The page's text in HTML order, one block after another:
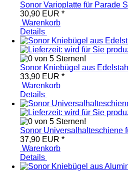
Sonor Varioplatte für Parade
30,90 EUR *
Warenkorb
Details
Sonor Kniebügel aus Edelstahl
33,90 EUR *
Warenkorb
Details
Sonor Universalhalteschiene
37,90 EUR *
Warenkorb
Details